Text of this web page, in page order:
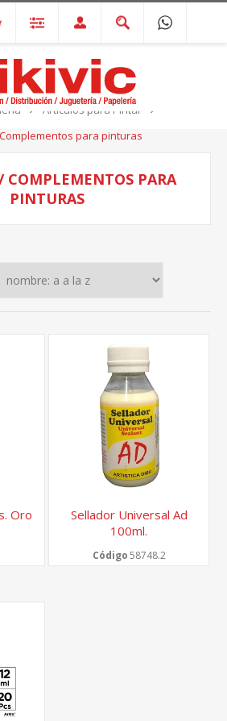
Artículos para Pintar
para pinturas
COMPLEMENTOS PARA
PINTURAS
Oro
Sellador Universal Ad
100ml.
Código58748.2